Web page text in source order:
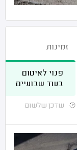
זמינות
פנוי לאיטום
בעוד שבועיים
עודכן שלשום